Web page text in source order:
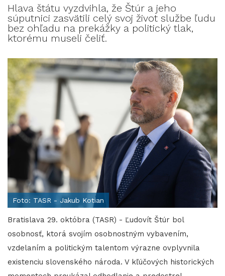
Hlava štátu vyzdvihla, že Štúr a jeho
súputnici zasvätili celý svoj život službe ľudu
bez ohľadu na prekážky a politický tlak,
ktorému museli čeliť.
Foto: TASR - Jakub Kotian
Bratislava 29. októbra (TASR) - Ľudovít Štúr bol
osobnosť, ktorá svojím osobnostným vybavením,
vzdelaním a politickým talentom výrazne ovplyvnila
existenciu slovenského národa. V kľúčových historických